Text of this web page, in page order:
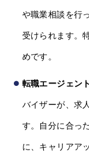
や職業相談を行
受けられます。
めです。
転職エージェン
バイザーが、求
す。自分に合っ
に、キャリアア